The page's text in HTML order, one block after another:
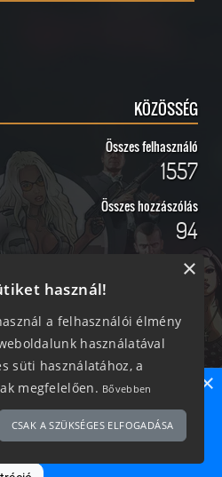
KÖZÖSSÉG
Összes felhasználó
1557
Összes hozzászólás
94
Kövess Minket!
GTA Közösség
megjelölésével használhatóak fel.
megtudd, milyen egy igazi
×
használ!
a felhasználói élmény
használatával
süti használatához, a
megfelelően. Bővebben
CSAK A SZÜKSÉGES ELFOGADÁSA
×